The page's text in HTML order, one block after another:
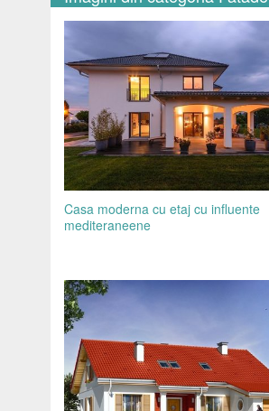
Casa moderna cu etaj cu influente
mediteraneene